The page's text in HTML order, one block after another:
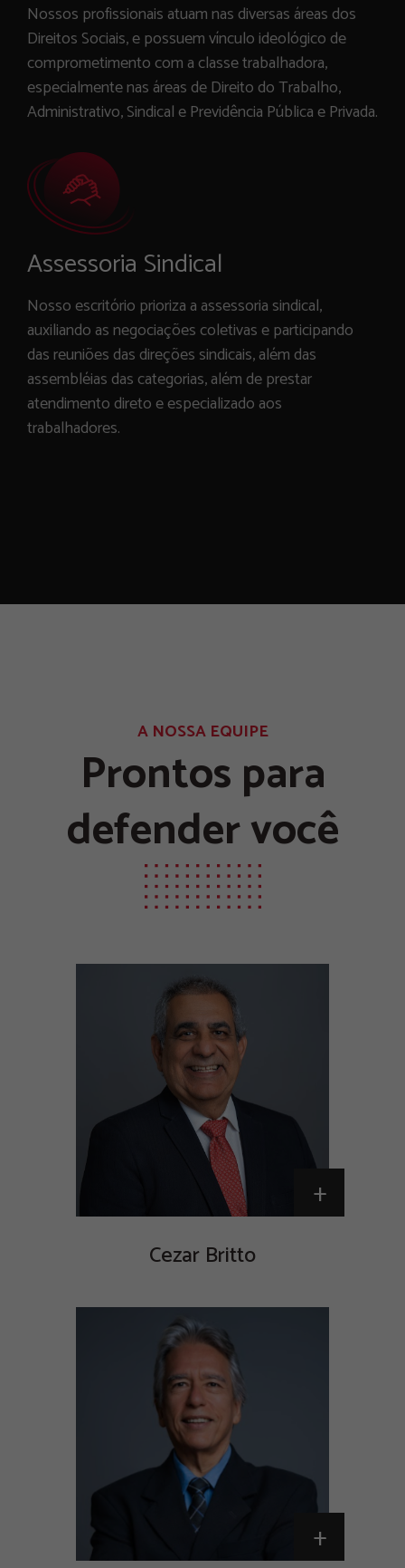
Nossos profissionais atuam nas diversas áreas dos
Direitos Sociais, e possuem vínculo ideológico de
comprometimento com a classe trabalhadora,
especialmente nas áreas de Direito do Trabalho,
Administrativo, Sindical e Previdência Pública e Privada.
Assessoria Sindical
Nosso escritório prioriza a assessoria sindical,
auxiliando as negociações coletivas e participando
das reuniões das direções sindicais, além das
assembléias das categorias, além de prestar
atendimento direto e especializado aos
trabalhadores.
A NOSSA EQUIPE
Prontos para
defender você
+
Cezar Britto
+